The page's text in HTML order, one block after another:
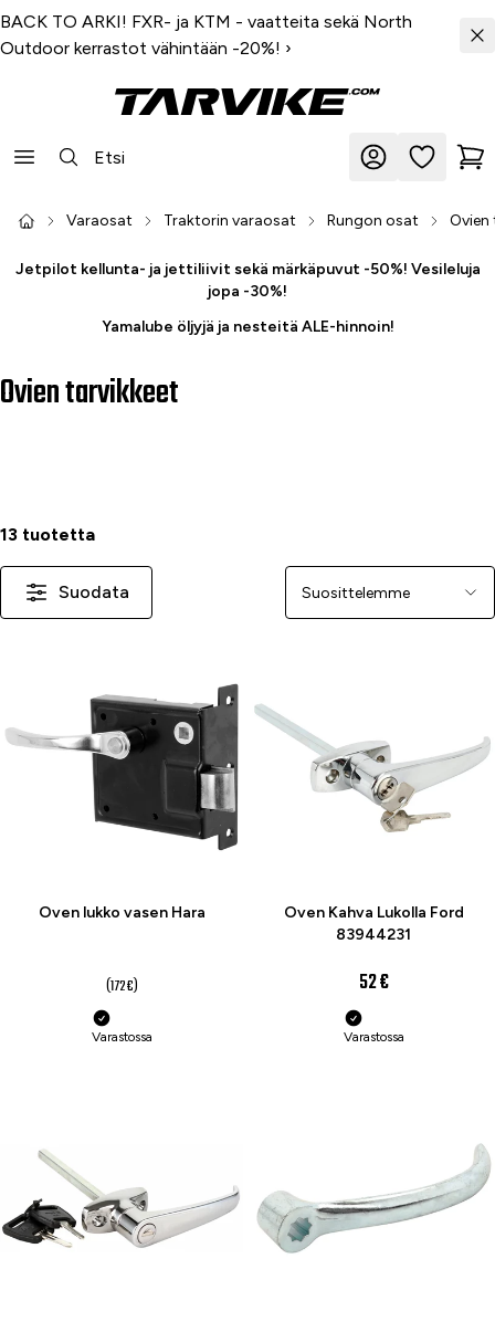
BACK TO ARKI! FXR- ja KTM - vaatteita sekä North
Outdoor kerrastot vähintään -20%! ›
Varaosat Traktorin varaosat Rungon osat Ovien
Jetpilot kellunta- ja jettiliivit sekä märkäpuvut -50%! Vesileluja
jopa -30%!
Yamalube öljyjä ja nesteitä ALE-hinnoin!
Ovien tarvikkeet
13 tuotetta
Suodata Järjestä
-30 %
Oven lukko vasen Hara
(172 €)
Varastossa
Oven Kahva Lukolla Ford
83944231
52 €
Varastossa